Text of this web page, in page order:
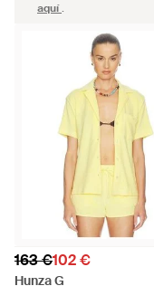
aquí.
163 €102 €
Hunza G